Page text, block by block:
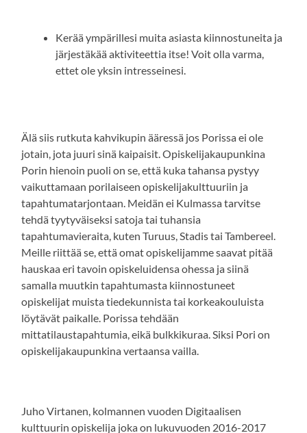
Kerää ympärillesi muita asiasta kiinnostuneita ja
järjestäkää aktiviteettia itse! Voit olla varma,
ettet ole yksin intresseinesi.
Älä siis rutkuta kahvikupin ääressä jos Porissa ei ole
jotain, jota juuri sinä kaipaisit. Opiskelijakaupunkina
Porin hienoin puoli on se, että kuka tahansa pystyy
vaikuttamaan porilaiseen opiskelijakulttuuriin ja
tapahtumatarjontaan. Meidän ei Kulmassa tarvitse
tehdä tyytyväiseksi satoja tai tuhansia
tapahtumavieraita, kuten Turuus, Stadis tai Tambereel.
Meille riittää se, että omat opiskelijamme saavat pitää
hauskaa eri tavoin opiskeluidensa ohessa ja siinä
samalla muutkin tapahtumasta kiinnostuneet
opiskelijat muista tiedekunnista tai korkeakouluista
löytävät paikalle. Porissa tehdään
mittatilaustapahtumia, eikä bulkkikuraa. Siksi Pori on
opiskelijakaupunkina vertaansa vailla.
Juho Virtanen, kolmannen vuoden Digitaalisen
kulttuurin opiskelija joka on lukuvuoden 2016-2017